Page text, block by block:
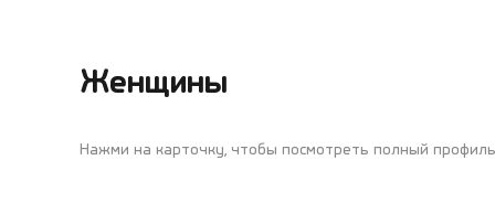
Женщины
Нажми на карточку, чтобы посмотреть полный профиль